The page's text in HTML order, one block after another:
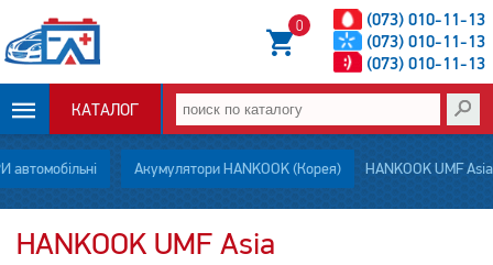
(073) 010-11-13
(073) 010-11-13
(073) 010-11-13
0
КАТАЛОГ
ОПЛАТА И
ДОСТАВКА
Акумулятори HANKOOK (Корея) HANKOOK UMF Asia
HANKOOK UMF Asia